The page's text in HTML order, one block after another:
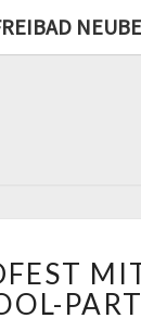
MIT
TINTI-
POOL-